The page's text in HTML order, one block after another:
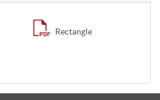
Rectangle